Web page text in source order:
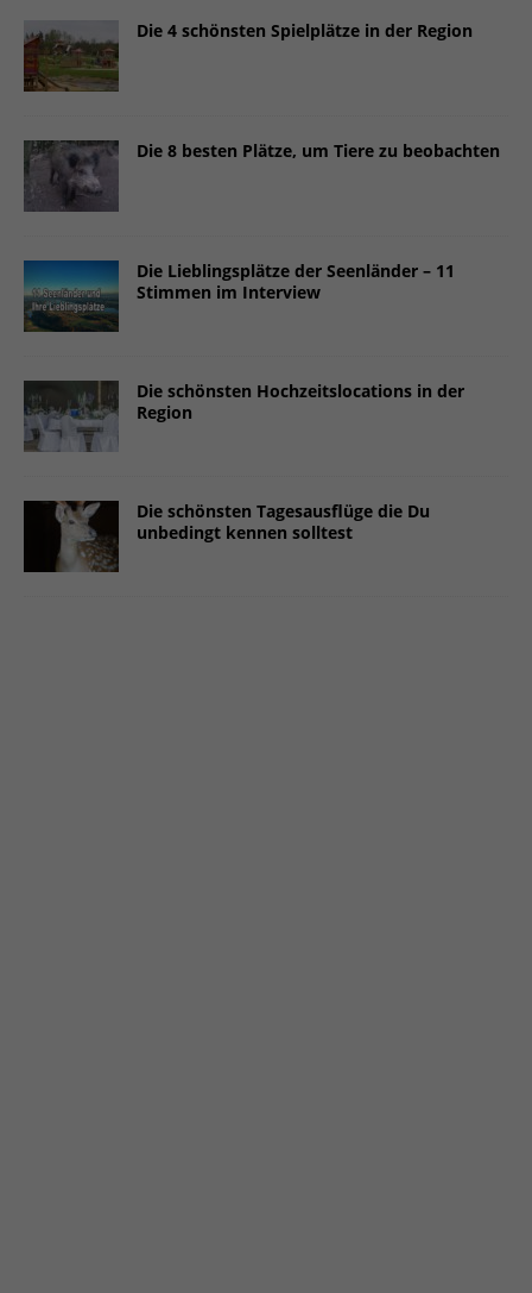
Die 4 schönsten Spielplätze in der Region
Die 8 besten Plätze, um Tiere zu beobachten
Die Lieblingsplätze der Seenländer – 11
Stimmen im Interview
Die schönsten Hochzeitslocations in der
Region
Die schönsten Tagesausflüge die Du
unbedingt kennen solltest
Datenschutzeinstellungen
Essenziell (2)
Essenzielle Cookies ermöglichen grundlegende Funktionen und sind für
Statistiken (2)
Cookie-Informationen anzeigen
Marketing (2)
Marketing-Cookies werden von Drittanbietern oder Publishern
verwendet, um personalisierte Werbung anzuzeigen. Sie tun dies, indem
sie Besucher über Websites hinweg verfolgen.
Externe Medien (7)
Inhalte von Videoplattformen und Social-Media-Plattformen werden
standardmäßig blockiert. Wenn Cookies von externen Medien akzeptiert